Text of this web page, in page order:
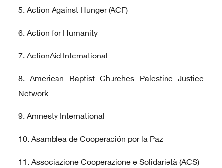
5. Action Against Hunger (ACF)
6. Action for Humanity
7. ActionAid International
8. American Baptist Churches Palestine Justice
Network
9. Amnesty International
10. Asamblea de Cooperación por la Paz
11 . Associazione Cooperazione e Solidarietà (ACS)